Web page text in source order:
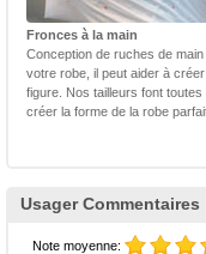
Fronces à la main
Conception de ruches de
votre robe, il peut aider à
figure. Nos tailleurs font
créer la forme de la robe
Usager Commentaires
Note moyenne: